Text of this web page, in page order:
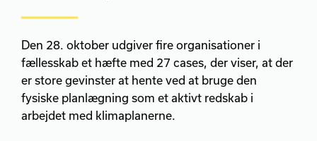
Den 28. oktober udgiver fire organisationer i
fællesskab et hæfte med 27 cases, der viser, at der
er store gevinster at hente ved at bruge den
fysiske planlægning som et aktivt redskab i
arbejdet med klimaplanerne.